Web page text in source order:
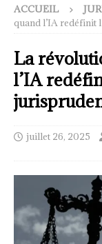
ACCUEIL
quand l’IA redéfinit
La
l’IA
juillet 26, 2025